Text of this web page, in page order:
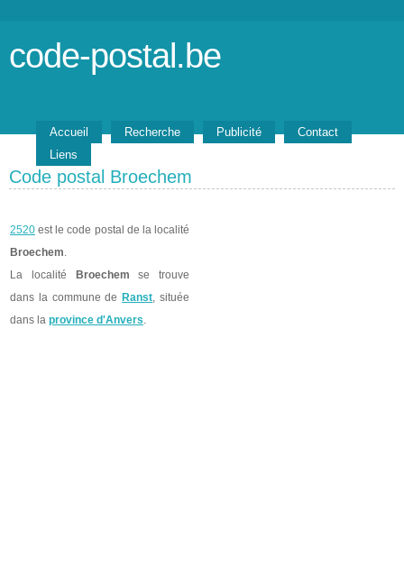
code-postal.be
Accueil Recherche Publicité
Contact
Liens
Code postal Broechem
2520 est le code postal de la localité
Broechem.
La localité
Broechem se trouve
dans la commune de Ranst, située
dans la province d'Anvers.